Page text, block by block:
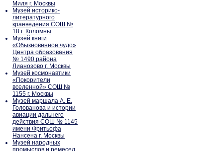
Миля г. Москвы
Музей историко-
литературного
краеведения СОШ №
18 г. Коломны
Музей книги
«Обыкновенное чудо»
Центра образования
№ 1490 района
Лианозово г. Москвы
Музей космонавтики
«Покорители
вселенной» СОШ №
1155 г. Москвы
Музей маршала А. Е.
Голованова и истории
авиации дальнего
действия СОШ № 1145
имени Фритьофа
Нансена г. Москвы
Музей народных
промыслов и ремесел